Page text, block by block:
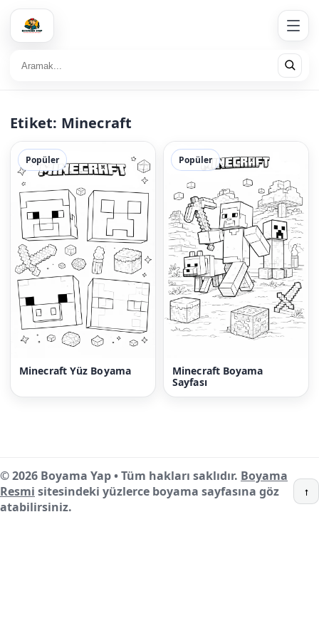
Etiket: Minecraft
Popüler
Minecraft Yüz Boyama
Popüler
Minecraft Boyama
Sayfası
© 2026 Boyama Yap • Tüm hakları saklıdır. Boyama
Resmi sitesindeki yüzlerce boyama sayfasına göz
atabilirsiniz.
↑